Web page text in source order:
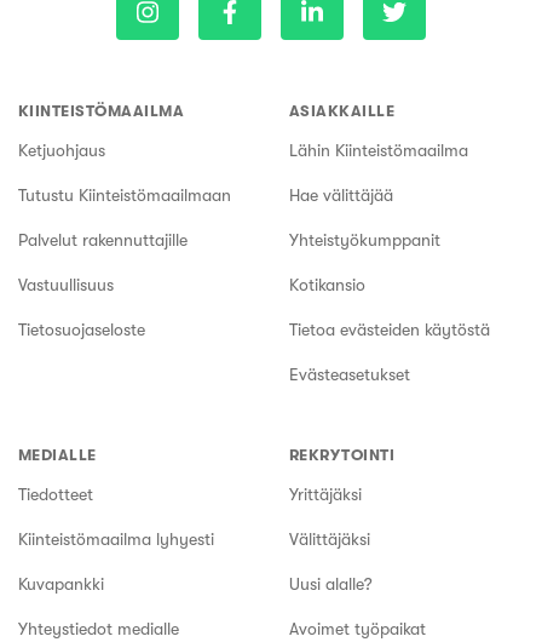
KIINTEISTÖMAAILMA
Ketjuohjaus
Tutustu Kiinteistömaailmaan
Palvelut rakennuttajille
Vastuullisuus
Tietosuojaseloste
ASIAKKAILLE
Lähin Kiinteistömaailma
Hae välittäjää
Yhteistyökumppanit
Kotikansio
Tietoa evästeiden käytöstä
Evästeasetukset
MEDIALLE
Tiedotteet
Kiinteistömaailma lyhyesti
Kuvapankki
Yhteystiedot medialle
REKRYTOINTI
Yrittäjäksi
Välittäjäksi
Uusi alalle?
Avoimet työpaikat